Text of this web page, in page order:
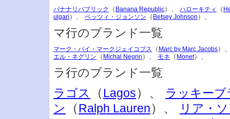
バナナリパブリック （ Banana Republic）、 ハローキティ （
ulgari ）、 ベッツィ・ジョンソン （ Betsey Johnson ）、
マ行のブランド一覧
マーク・バイ・マークジェイコブス （ Marc by Marc Jacobs）
エル・ネグリン （ Michal Negrin ）、 モネ （ Monet）、
ラ行のブランド一覧
ラゴス
（Lagos）、
ラッキー
ン
（Ralph Lauren）、
リア・